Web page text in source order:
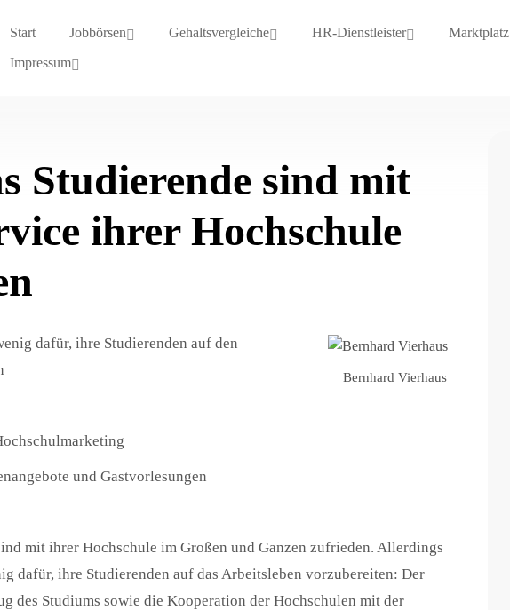
Start Jobbörsen Gehaltsvergleiche HR-Dienstleister Marktplatz
Impressum
Studierende sind mit
ihrer Hochschule
Bernhard Vierhaus
dafür, ihre Studierenden auf den
und Gastvorlesungen
mit ihrer Hochschule im Großen und Ganzen zufrieden. Allerdings
dafür, ihre Studierenden auf das Arbeitsleben vorzubereiten: Der
des Studiums sowie die Kooperation der Hochschulen mit der